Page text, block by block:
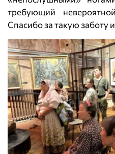
требующий
Спасибо за такую заботу